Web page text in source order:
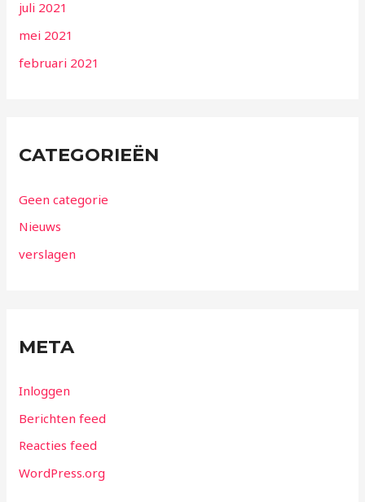
juli 2021
mei 2021
februari 2021
CATEGORIEËN
Geen categorie
Nieuws
verslagen
META
Inloggen
Berichten feed
Reacties feed
WordPress.org